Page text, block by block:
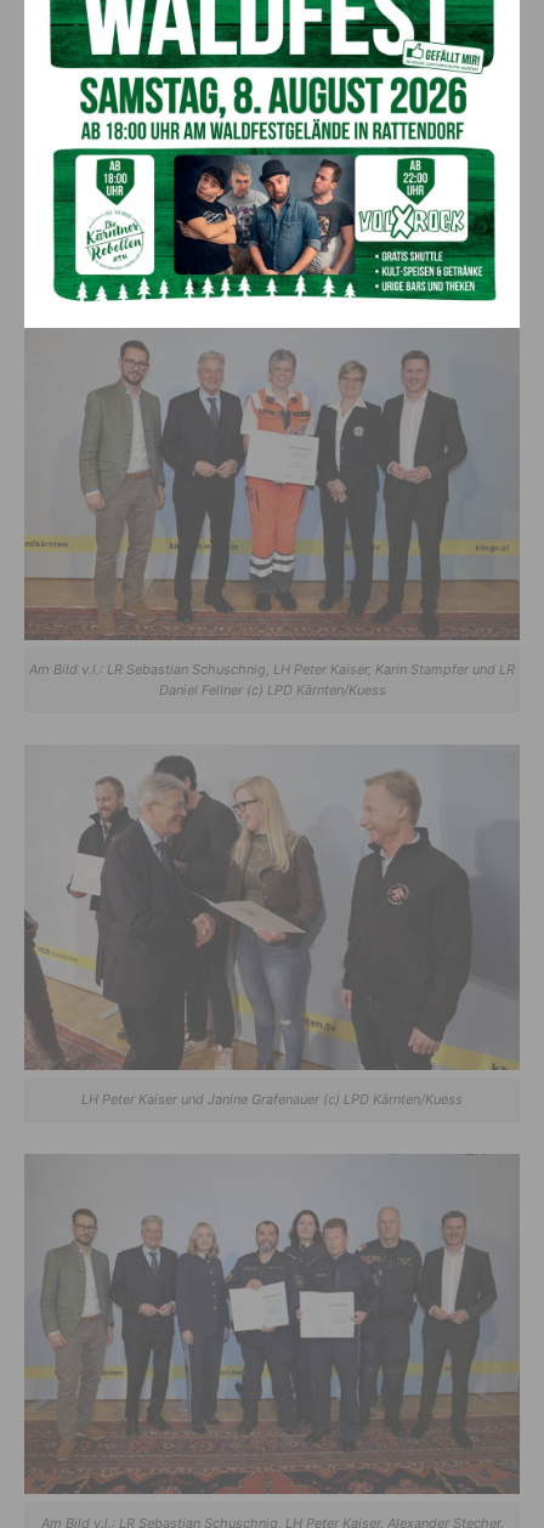
Am Bild v.l.: LR Sebastian Schuschnig, LH Peter Kaiser, Josef Schuetzenhofer,
Franz Moser und LR Daniel Fellner (c) LPD Kärnten/Kuess
Am Bild v.l.: LR Sebastian Schuschnig, LH Peter Kaiser, Karin Stampfer und LR
Daniel Fellner (c) LPD Kärnten/Kuess
LH Peter Kaiser und Janine Grafenauer (c) LPD Kärnten/Kuess
Am Bild v.l.: LR Sebastian Schuschnig, LH Peter Kaiser, Alexander Stecher,